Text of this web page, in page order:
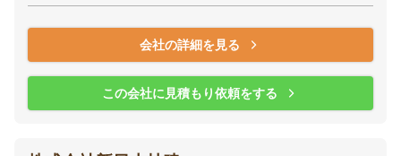
家全体・
リノベーション
その他
会社の詳細を見る
この会社に見積もり依頼をする